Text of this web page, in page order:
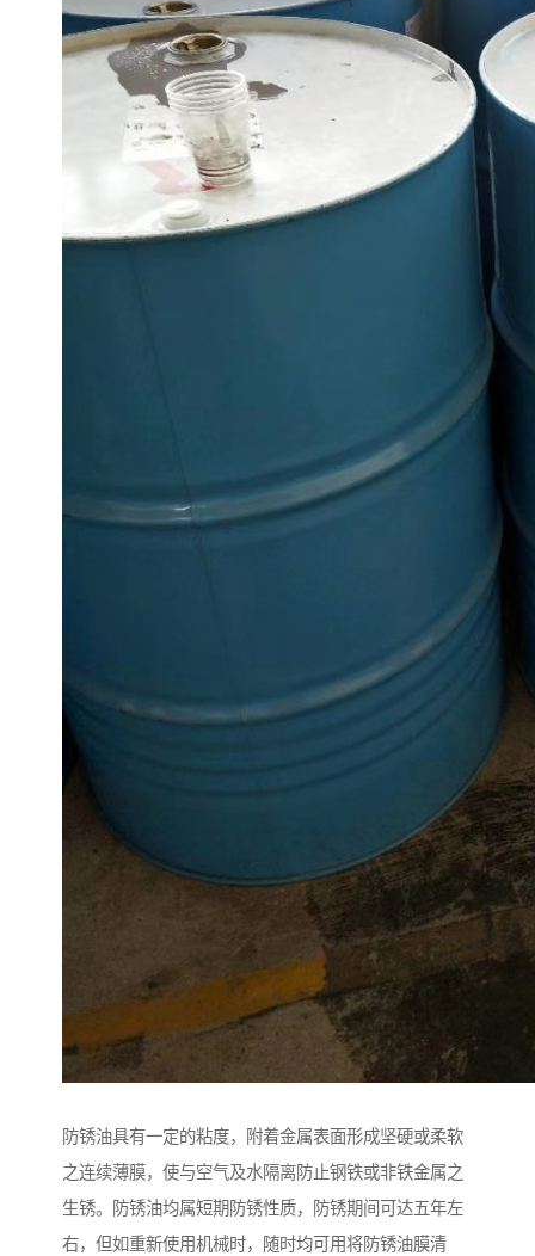
防锈油具有一定的粘度，附着金属表面形成坚硬或柔软
之连续薄膜，使与空气及水隔离防止钢铁或非铁金属之
生锈。防锈油均属短期防锈性质，防锈期间可达五年左
右，但如重新使用机械时，随时均可用将防锈油膜清